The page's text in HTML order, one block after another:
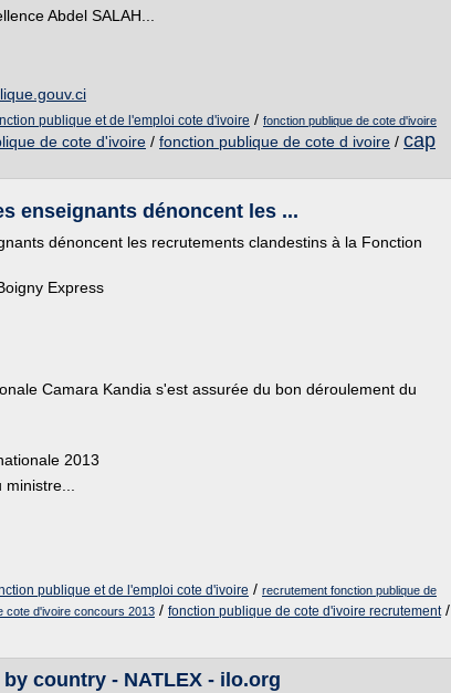
Abdel SALAH...
publique et de l'emploi cote d'ivoire / fonction publique de cote d'ivoire
de cote d'ivoire / fonction publique de cote d ivoire / cap
enseignants dénoncent les ...
dénoncent les recrutements clandestins à la Fonction
Express
Camara Kandia s'est assurée du bon déroulement du
2013
publique et de l'emploi cote d'ivoire / recrutement fonction publique de
cote d'ivoire concours 2013 / fonction publique de cote d'ivoire recrutement/
country - NATLEX - ilo.org